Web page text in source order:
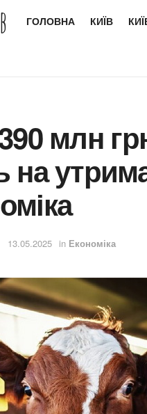
ГОЛОВНА КИЇВ
млн
13.05.2025 in Економіка